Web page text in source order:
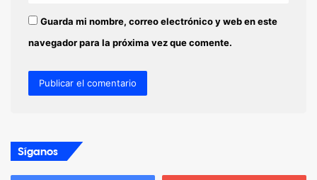
Guarda mi nombre, correo electrónico y web en este
navegador para la próxima vez que comente.
Síganos